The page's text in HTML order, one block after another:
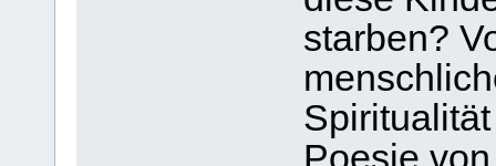
starben?
Poesie